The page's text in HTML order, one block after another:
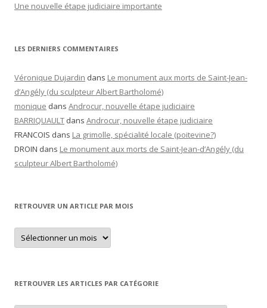
Une nouvelle étape judiciaire importante
LES DERNIERS COMMENTAIRES
Véronique Dujardin dans Le monument aux morts de Saint-Jean-
d’Angély (du sculpteur Albert Bartholomé)
monique dans Androcur, nouvelle étape judiciaire
BARRIQUAULT dans Androcur, nouvelle étape judiciaire
FRANCOIS dans La grimolle, spécialité locale (poitevine?)
DROIN dans Le monument aux morts de Saint-Jean-d’Angély (du
sculpteur Albert Bartholomé)
RETROUVER UN ARTICLE PAR MOIS
Retrouver
un
article
RETROUVER LES ARTICLES PAR CATÉGORIE